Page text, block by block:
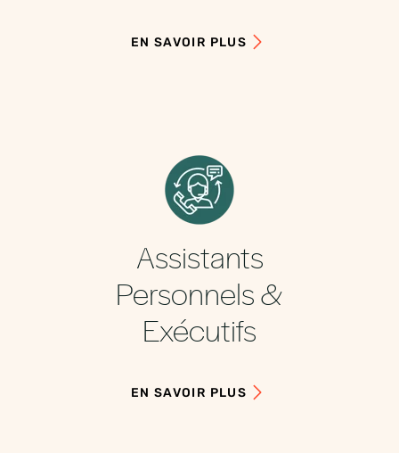
EN SAVOIR PLUS
Assistants
Personnels &
Exécutifs
EN SAVOIR PLUS